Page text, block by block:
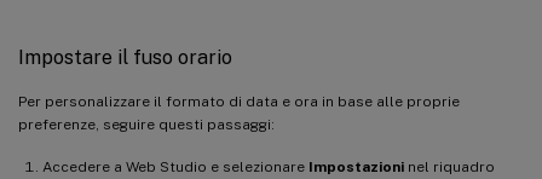
Impostare il fuso orario
Per personalizzare il formato di data e ora in base alle proprie
preferenze, seguire questi passaggi:
Accedere a Web Studio e selezionare Impostazioni nel riquadro